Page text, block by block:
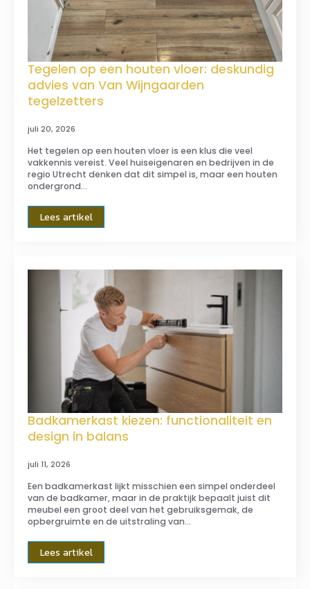
Tegelen op een houten vloer: deskundig
advies van Van Wijngaarden
tegelzetters
juli 20, 2026
Het tegelen op een houten vloer is een klus die veel
vakkennis vereist. Veel huiseigenaren en bedrijven in de
regio Utrecht denken dat dit simpel is, maar een houten
ondergrond…
Lees artikel
Badkamerkast kiezen: functionaliteit en
design in balans
juli 11, 2026
Een badkamerkast lijkt misschien een simpel onderdeel
van de badkamer, maar in de praktijk bepaalt juist dit
meubel een groot deel van het gebruiksgemak, de
opbergruimte en de uitstraling van…
Lees artikel